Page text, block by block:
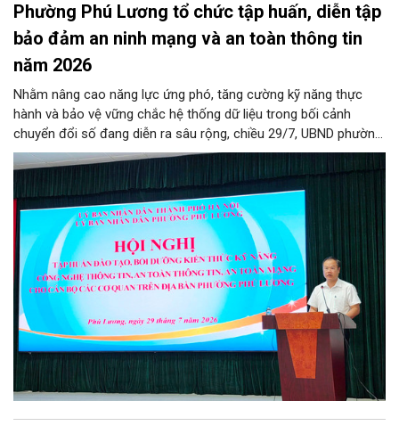
Phường Phú Lương tổ chức tập huấn, diễn tập
bảo đảm an ninh mạng và an toàn thông tin
năm 2026
Nhằm nâng cao năng lực ứng phó, tăng cường kỹ năng thực
hành và bảo vệ vững chắc hệ thống dữ liệu trong bối cảnh
chuyển đổi số đang diễn ra sâu rộng, chiều 29/7, UBND phường
Phú Lương đã tổ chức thành công Hội nghị tập huấn và diễn
tập công tác bảo đảm an ninh mạng, an ninh dữ liệu năm 2026.
Chương trình được thiết kế bài bản, hướng tới đối tượng là toàn
thể đội ngũ cán bộ, công chức, viên chức và người lao động
đang trực tiếp công tác tại các cơ quan, đơn vị, phòng ban
chuyên môn trên địa bàn phường.